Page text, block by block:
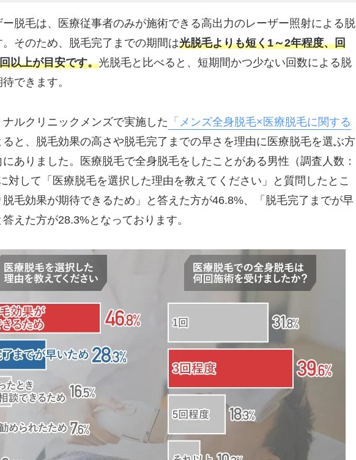
ー脱毛は、医療従事者のみが施術できる高出力のレーザー照射による脱
そのため、脱毛完了までの期間は光脱毛よりも短く1～2年程度、回
以上が目安です。光脱毛と比べると、短期間かつ少ない回数による脱
できます。
ルクリニックメンズで実施した 「メンズ全身脱毛×医療脱毛に関する
ると、脱毛効果の高さや脱毛完了までの早さを理由に医療脱毛を選ぶ方
ありました。医療脱毛で全身脱毛をしたことがある男性（調査人数：
対して「医療脱毛を選択した理由を教えてください」と質問したとこ
脱毛効果が期待できるため」と答えた方が46.8%、「脱毛完了までが早
えた方が28.3%となっております。